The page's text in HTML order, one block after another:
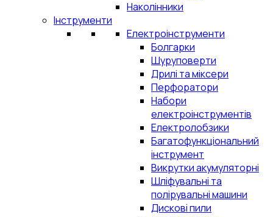
Наколінники
Інструменти
Електроінструменти
Болгарки
Шуруповерти
Дрилі та міксери
Перфоратори
Набори
електроінструментів
Електролобзики
Багатофункціональний
інструмент
Викрутки акумуляторні
Шліфувальні та
полірувальні машини
Дискові пили